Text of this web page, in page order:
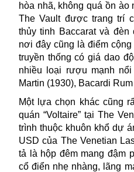
hòa nhã, không quá ồn
The Vault được trang trí
thủy tinh Baccarat và
nơi đây cũng là điểm
truyền thống có giá dao
nhiều loại rượu mạnh
Martin (1930), Bacardi
Một lựa chọn khác cũng
quán “Voltaire” tại The
trình thuộc khuôn khổ dự
USD của The Venetian
tả là hộp đêm mang đậm
cổ điển nhẹ nhàng, lãng